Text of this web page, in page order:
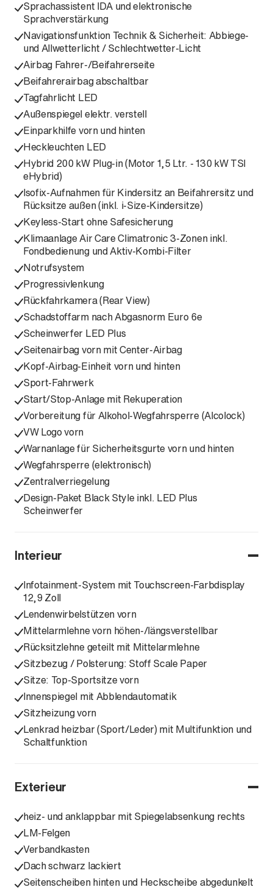
Sprachassistent IDA und elektronische
Sprachverstärkung
Navigationsfunktion Technik & Sicherheit: Abbiege-
und Allwetterlicht / Schlechtwetter-Licht
Airbag Fahrer-/Beifahrerseite
Beifahrerairbag abschaltbar
Tagfahrlicht LED
Außenspiegel elektr. verstell
Einparkhilfe vorn und hinten
Heckleuchten LED
Hybrid 200 kW Plug-in (Motor 1,5 Ltr. - 130 kW TSI
eHybrid)
Isofix-Aufnahmen für Kindersitz an Beifahrersitz und
Rücksitze außen (inkl. i-Size-Kindersitze)
Keyless-Start ohne Safesicherung
Klimaanlage Air Care Climatronic 3-Zonen inkl.
Fondbedienung und Aktiv-Kombi-Filter
Notrufsystem
Progressivlenkung
Rückfahrkamera (Rear View)
Schadstoffarm nach Abgasnorm Euro 6e
Scheinwerfer LED Plus
Seitenairbag vorn mit Center-Airbag
Kopf-Airbag-Einheit vorn und hinten
Sport-Fahrwerk
Start/Stop-Anlage mit Rekuperation
Vorbereitung für Alkohol-Wegfahrsperre (Alcolock)
VW Logo vorn
Warnanlage für Sicherheitsgurte vorn und hinten
Wegfahrsperre (elektronisch)
Zentralverriegelung
Design-Paket Black Style inkl. LED Plus
Scheinwerfer
Interieur
Infotainment-System mit Touchscreen-Farbdisplay
12,9 Zoll
Lendenwirbelstützen vorn
Mittelarmlehne vorn höhen-/längsverstellbar
Rücksitzlehne geteilt mit Mittelarmlehne
Sitzbezug / Polsterung: Stoff Scale Paper
Sitze: Top-Sportsitze vorn
Innenspiegel mit Abblendautomatik
Sitzheizung vorn
Lenkrad heizbar (Sport/Leder) mit Multifunktion und
Schaltfunktion
Exterieur
heiz- und anklappbar mit Spiegelabsenkung rechts
LM-Felgen
Verbandkasten
Dach schwarz lackiert
Seitenscheiben hinten und Heckscheibe abgedunkelt